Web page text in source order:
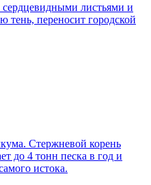
листьями и
тень, переносит городской
Стержневой корень
до 4 тонн песка в год и
истока.